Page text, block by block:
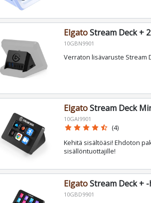
ElgatoStream Deck +
10GBN9901
Verraton lisävaruste Stream
ElgatoStream Deck
10GAI9901
star star star star star_half (4)
Kehitä sisältöäsi! Ehdoton
sisällöntuottajille!
ElgatoStream Deck +
10GBD9901